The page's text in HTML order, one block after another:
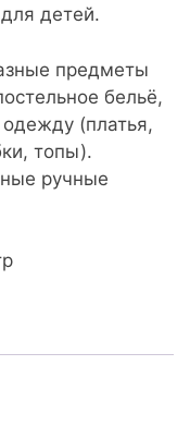
детей.
предметы
бельё,
одежду (платья,
топы).
ручные